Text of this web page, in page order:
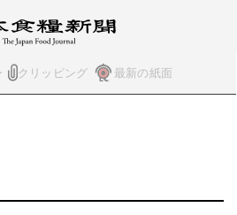
クリッピング 最新の紙面